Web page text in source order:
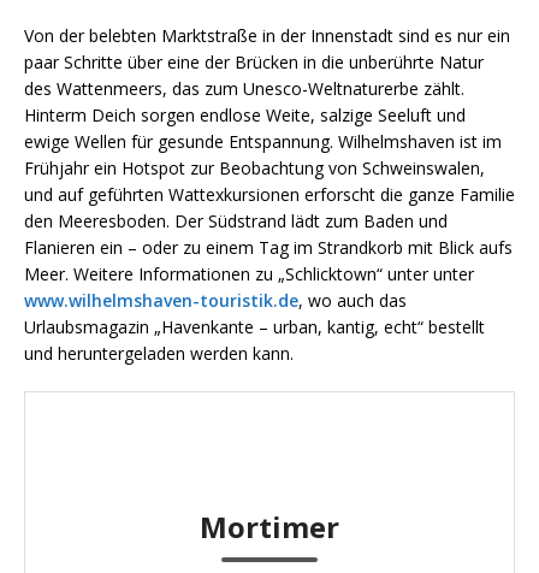
Von der belebten Marktstraße in der Innenstadt sind es nur ein
paar Schritte über eine der Brücken in die unberührte Natur
des Wattenmeers, das zum Unesco-Weltnaturerbe zählt.
Hinterm Deich sorgen endlose Weite, salzige Seeluft und
ewige Wellen für gesunde Entspannung. Wilhelmshaven ist im
Frühjahr ein Hotspot zur Beobachtung von Schweinswalen,
und auf geführten Wattexkursionen erforscht die ganze Familie
den Meeresboden. Der Südstrand lädt zum Baden und
Flanieren ein – oder zu einem Tag im Strandkorb mit Blick aufs
Meer. Weitere Informationen zu „Schlicktown“ unter unter
www.wilhelmshaven-touristik.de, wo auch das
Urlaubsmagazin „Havenkante – urban, kantig, echt“ bestellt
und heruntergeladen werden kann.
Mortimer